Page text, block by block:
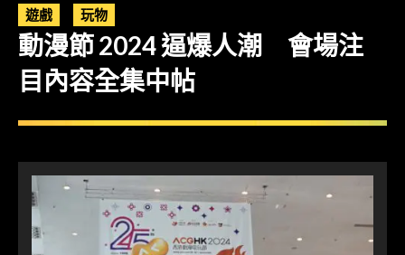
遊戲 玩物
動漫節 2024 逼爆人潮 會場注
目內容全集中帖